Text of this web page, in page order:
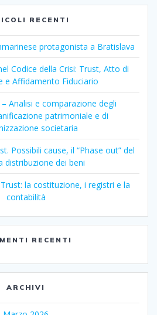
RECENTI
protagonista a Bratislava
Codice della Crisi: Trust, Atto di
e Affidamento Fiduciario
– Analisi e comparazione degli
patrimoniale e di
societaria
Possibili cause, il “Phase out” del
distribuzione dei beni
la costituzione, i registri e la
contabilità
RECENTI
ARCHIVI